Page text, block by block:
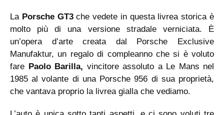
La Porsche GT3che vedete in questa livrea storica è
molto più di una versione stradale verniciata. È
un’opera d’arte creata dal Porsche Exclusive
Manufaktur, un regalo di compleanno che si è voluto
fare Paolo Barilla, vincitore assoluto a Le Mans nel
1985 al volante di una Porsche 956 di sua proprietà,
che vantava proprio la livrea gialla che vediamo.